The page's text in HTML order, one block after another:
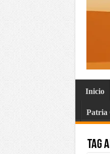
Inicio
Patria
Tag